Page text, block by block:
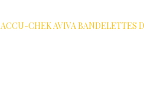
ACCU-CHEK AVIVA BANDELETTES